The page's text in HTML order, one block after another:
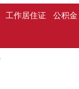
工作居住证 公积金